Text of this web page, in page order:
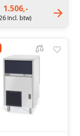
48 kg
1.506,-
Incl. btw)